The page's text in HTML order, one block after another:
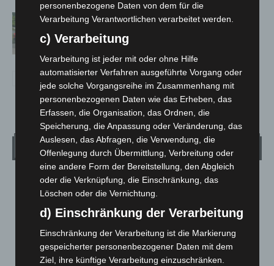
Region Hannover: 21 neue
Notfallsanitäter starten beim Roten
Wetter
LANGENHAGEN
Mäßig Bewölkt
27.1
28.3°
26.7°
personenbezogene Daten von dem für die
Verarbeitung Verantwortlichen verarbeitet werden.
c) Verarbeitung
Verarbeitung ist jeder mit oder ohne Hilfe
automatisierter Verfahren ausgeführte Vorgang oder
jede solche Vorgangsreihe im Zusammenhang mit
personenbezogenen Daten wie das Erheben, das
Erfassen, die Organisation, das Ordnen, die
Speicherung, die Anpassung oder Veränderung, das
Auslesen, das Abfragen, die Verwendung, die
Offenlegung durch Übermittlung, Verbreitung oder
eine andere Form der Bereitstellung, den Abgleich
oder die Verknüpfung, die Einschränkung, das
Löschen oder die Vernichtung.
d) Einschränkung der Verarbeitung
Einschränkung der Verarbeitung ist die Markierung
gespeicherter personenbezogener Daten mit dem
Ziel, ihre künftige Verarbeitung einzuschränken.